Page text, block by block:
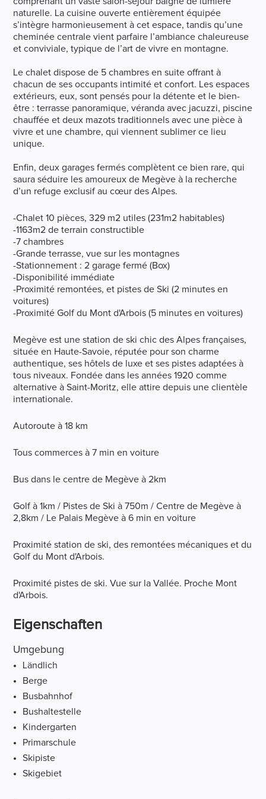
naturelle. La cuisine ouverte entièrement équipée
s’intègre harmonieusement à cet espace, tandis qu’une
cheminée centrale vient parfaire l’ambiance chaleureuse
et conviviale, typique de l’art de vivre en montagne.
Le chalet dispose de 5 chambres en suite offrant à
chacun de ses occupants intimité et confort. Les espaces
extérieurs, eux, sont pensés pour la détente et le bien-
être : terrasse panoramique, véranda avec jacuzzi, piscine
chauffée et deux mazots traditionnels avec une pièce à
vivre et une chambre, qui viennent sublimer ce lieu
unique.
Enfin, deux garages fermés complètent ce bien rare, qui
saura séduire les amoureux de Megève à la recherche
d’un refuge exclusif au cœur des Alpes.
-Chalet 10 pièces, 329 m2 utiles (231m2 habitables)
-1163m2 de terrain constructible
-7 chambres
-Grande terrasse, vue sur les montagnes
-Stationnement : 2 garage fermé (Box)
-Disponibilité immédiate
-Proximité remontées, et pistes de Ski (2 minutes en
voitures)
-Proximité Golf du Mont d'Arbois (5 minutes en voitures)
Megève est une station de ski chic des Alpes françaises,
située en Haute-Savoie, réputée pour son charme
authentique, ses hôtels de luxe et ses pistes adaptées à
tous niveaux. Fondée dans les années 1920 comme
alternative à Saint-Moritz, elle attire depuis une clientèle
internationale.
Autoroute à 18 km
Tous commerces à 7 min en voiture
Bus dans le centre de Megève à 2km
Golf à 1km / Pistes de Ski à 750m / Centre de Megève à
2,8km / Le Palais Megève à 6 min en voiture
Proximité station de ski, des remontées mécaniques et du
Golf du Mont d'Arbois.
Proximité pistes de ski. Vue sur la Vallée. Proche Mont
d'Arbois.
Eigenschaften
Umgebung
Ländlich
Berge
Busbahnhof
Bushaltestelle
Kindergarten
Primarschule
Skipiste
Skigebiet